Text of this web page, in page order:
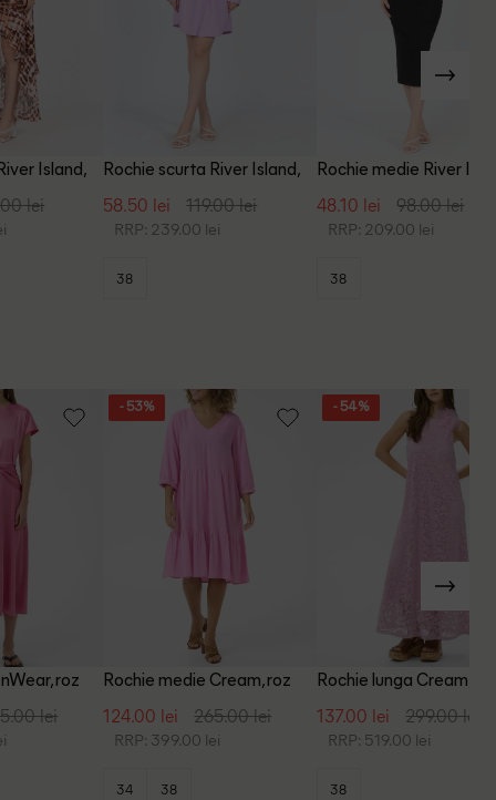
Island,
lei
Rochie scurta River Island,
58.50 lei 119.00 lei
RRP: 239.00 lei
38
Rochie medie River
48.10 lei 98.00 lei
RRP: 209.00 lei
38
roz
lei
- 53%
Rochie medie Cream, roz
124.00 lei 265.00 lei
RRP: 399.00 lei
34 38
- 54%
Rochie lunga Cream,
137.00 lei 299.00 lei
RRP: 519.00 lei
38